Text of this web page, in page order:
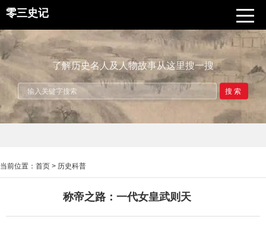
零三史记
了解历史名人及人物故事从这里搜一搜
搜索
当前位置： 首页 > 历史科普
称帝之路：一代女皇武则天